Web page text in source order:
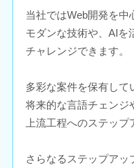
当社ではWeb開発を中
モダンな技術や、AIを
チャレンジできます。
多彩な案件を保有して
将来的な言語チェンジ
上流工程へのステッ
さらなるステップアッ